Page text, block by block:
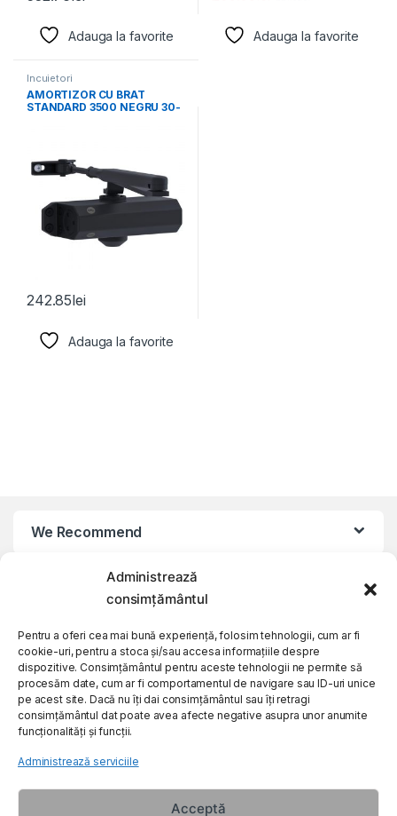
Administrează
consimțământul
Pentru a oferi cea mai bună experiență, folosim tehnologii, cum ar fi
cookie-uri, pentru a stoca și/sau accesa informațiile despre
dispozitive. Consimțământul pentru aceste tehnologii ne permite să
procesăm date, cum ar fi comportamentul de navigare sau ID-uri unice
pe acest site. Dacă nu îți dai consimțământul sau îți retragi
consimțământul dat poate avea afecte negative asupra unor anumite
funcționalități și funcții.
Administrează serviciile
Acceptă
Adauga la favorite Adauga la favorite
Incuietori
AMORTIZOR CU BRAT
STANDARD 3500 NEGRU 30-
242.85lei
Adauga la favorite
We Recommend
My Account
Customer Care
About Us